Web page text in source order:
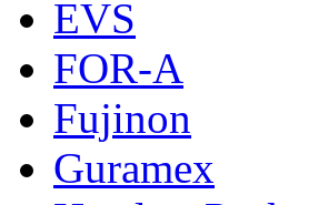
EVS
FOR-A
Fujinon
Guramex